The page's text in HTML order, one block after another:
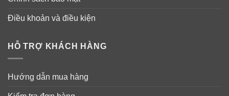
Lưu ý: Sản phẩm này không phải là thuốc, không có tác
Điều khoản và điều kiện
HỖ TRỢ KHÁCH HÀNG
Hướng dẫn mua hàng